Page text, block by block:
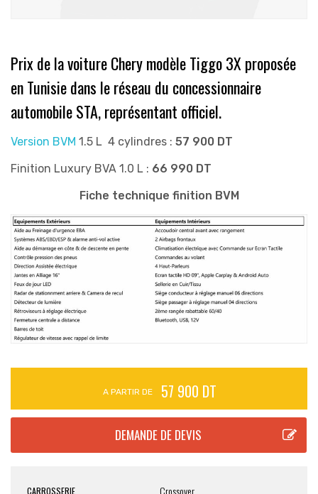
Prix de la voiture Chery modèle Tiggo 3X proposée
en Tunisie dans le réseau du concessionnaire
automobile STA, représentant officiel.
Version BVM 1.5 L 4 cylindres : 57 900 DT
Finition Luxury BVA 1.0 L : 66 990 DT
Fiche technique finition BVM
A PARTIR DE 57 900 DT
CARROSSERIE